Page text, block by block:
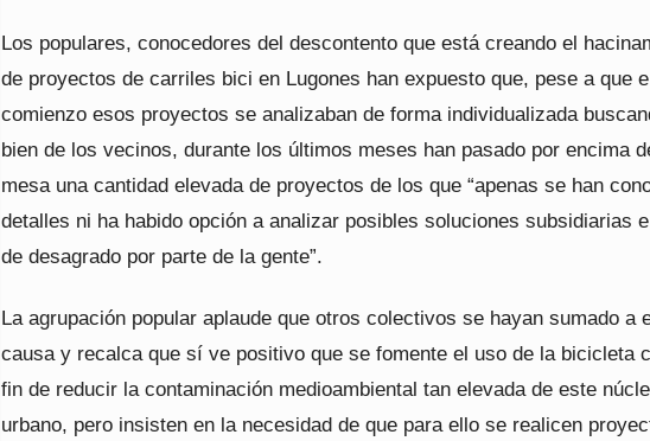
Los populares, conocedores del descontento que está creando el
de proyectos de carriles bici en Lugones han expuesto que, pese a que
comienzo esos proyectos se analizaban de forma individualizada
bien de los vecinos, durante los últimos meses han pasado por encima
mesa una cantidad elevada de proyectos de los que “apenas se han
detalles ni ha habido opción a analizar posibles soluciones subsidiarias
de desagrado por parte de la gente”.
La agrupación popular aplaude que otros colectivos se hayan sumado a
causa y recalca que sí ve positivo que se fomente el uso de la bicicleta
fin de reducir la contaminación medioambiental tan elevada de este
urbano, pero insisten en la necesidad de que para ello se realicen